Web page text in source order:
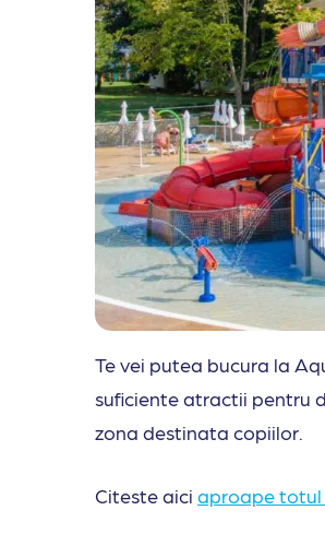
Te vei putea bucura la
suficiente atractii pentru
zona destinata copiilor.
Citeste aici aproape totul